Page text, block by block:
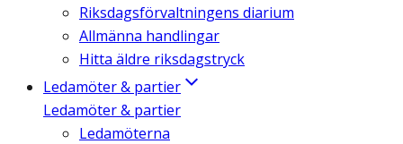
Riksdagsförvaltningens diarium
Allmänna handlingar
Hitta äldre riksdagstryck
Ledamöter & partier
Ledamöter & partier
Ledamöterna